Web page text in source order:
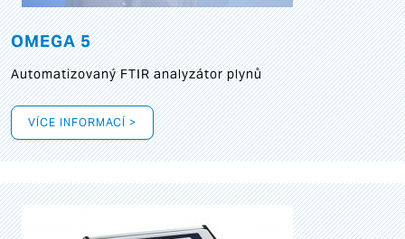
OMEGA 5
Automatizovaný FTIR analyzátor plynů
VÍCE INFORMACÍ >